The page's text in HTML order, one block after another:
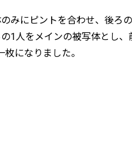
みにピントを合わせ、後ろ
1人をメインの被写体とし
になりました。